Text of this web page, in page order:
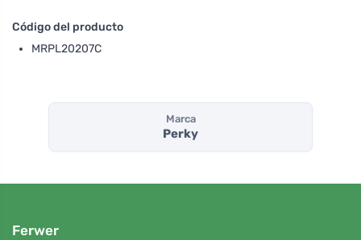
Código del producto
MRPL20207C
Marca
Perky
Ferwer